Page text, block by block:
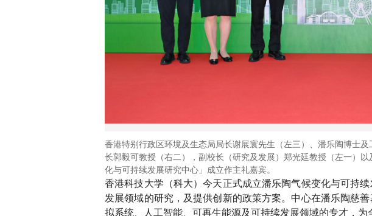
香港特别行政区环境及生态局局长谢展寰先生（左三）、潘乐陶博士
长郭毅可教授（右二），副校长（研究及发展）郑光廷教授（左一）
化与可持续发展研究中心」成立作主礼嘉宾。
香港科技大学（科大）今天正式成立潘乐陶气候变化与可持
发展领域的研究，及提供创新的政策方案。中心在潘乐陶慈
拟系统、人工智能、可再生能源及可持续发展领域的专才，